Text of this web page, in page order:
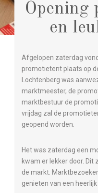
Opening
en
Afgelopen zaterdag
promotietent plaats op
Lochtenberg was
marktmeester, de
marktbestuur de
vrijdag zal de
geopend worden.
Het was zaterdag een
kwam er lekker door. Dit
de markt.
genieten van een